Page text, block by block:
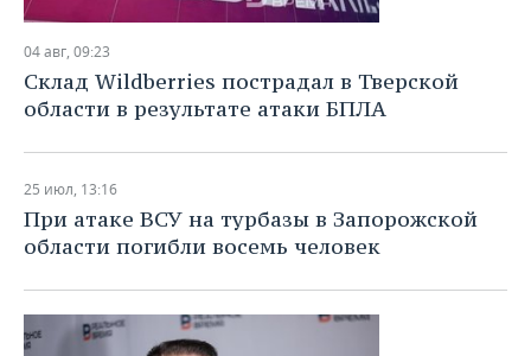
НЕФТЕХИМИЯ
НЕФТЬ
ОПК
РОЗНИЧНАЯ ТОРГОВЛЯ
ТРАНСПОРТ
УСЛУГИ
НОВОСТИ ТЕХНОЛОГИЙ
IT
МЕДИА
ТЕЛЕКОММУНИКАЦИИ
МЕРОПРИЯТИЯ
НОВОСТИ МЕРОПРИЯТИЙ
ВЫЕЗДНАЯ РЕДАКЦИЯ
БИЗНЕС-БРАНЧИ
ОТКРЫТАЯ ЛЕКЦИЯ
СПОРТ
НОВОСТИ СПОРТА
ФУТБОЛ
БАСКЕТБОЛ
ОБЩЕСТВО
НОВОСТИ ОБЩЕСТВА
ИНФРАСТРУКТУРА
ФОТОГАЛЕРЕЯ
СПРАВОЧНИК
04 авг, 09:23
Склад Wildberries пострадал в Тверской
области в результате атаки БПЛА
25 июл, 13:16
При атаке ВСУ на турбазы в Запорожской
области погибли восемь человек